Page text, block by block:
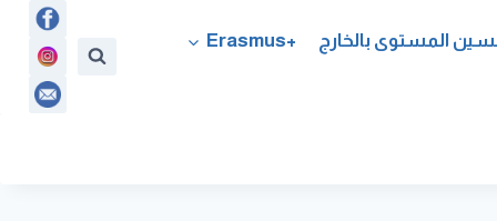
المستوى بالخارج +Erasmus